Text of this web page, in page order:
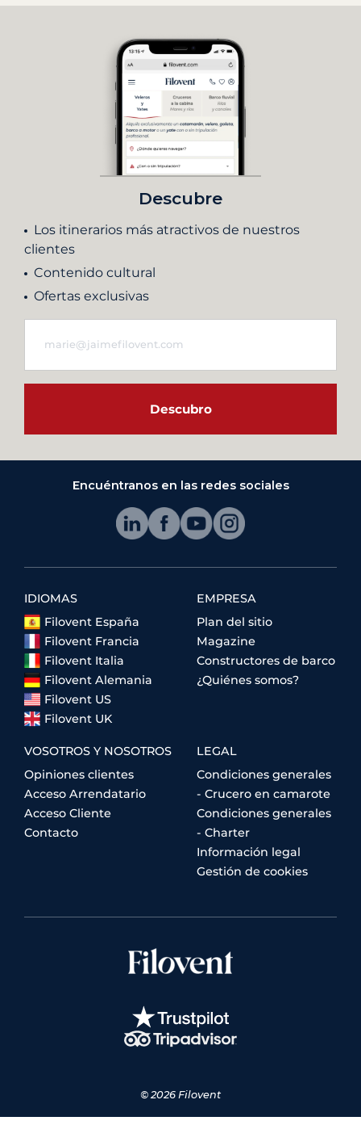
Descubre
Los itinerarios más atractivos de nuestros
clientes
Contenido cultural
Ofertas exclusivas
Descubro
Encuéntranos en las redes sociales
IDIOMAS
Filovent España
Filovent Francia
Filovent Italia
Filovent Alemania
Filovent US
Filovent UK
EMPRESA
Plan del sitio
Magazine
Constructores de barco
¿Quiénes somos?
VOSOTROS Y NOSOTROS
Opiniones clientes
Acceso Arrendatario
Acceso Cliente
Contacto
LEGAL
Condiciones generales
- Crucero en camarote
Condiciones generales
- Charter
Información legal
Gestión de cookies
© 2026 Filovent